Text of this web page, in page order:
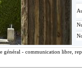
- communication libre,